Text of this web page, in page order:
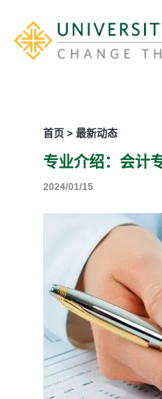
首页 > 最新动态
专业介绍：会计
2024/01/15